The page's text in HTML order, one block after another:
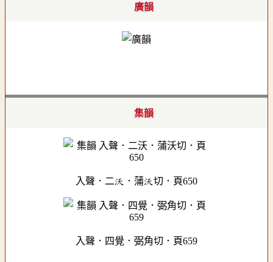
廣韻
集韻
入聲．二沃．蒲沃切．頁650
入聲．四覺．弼角切．頁659